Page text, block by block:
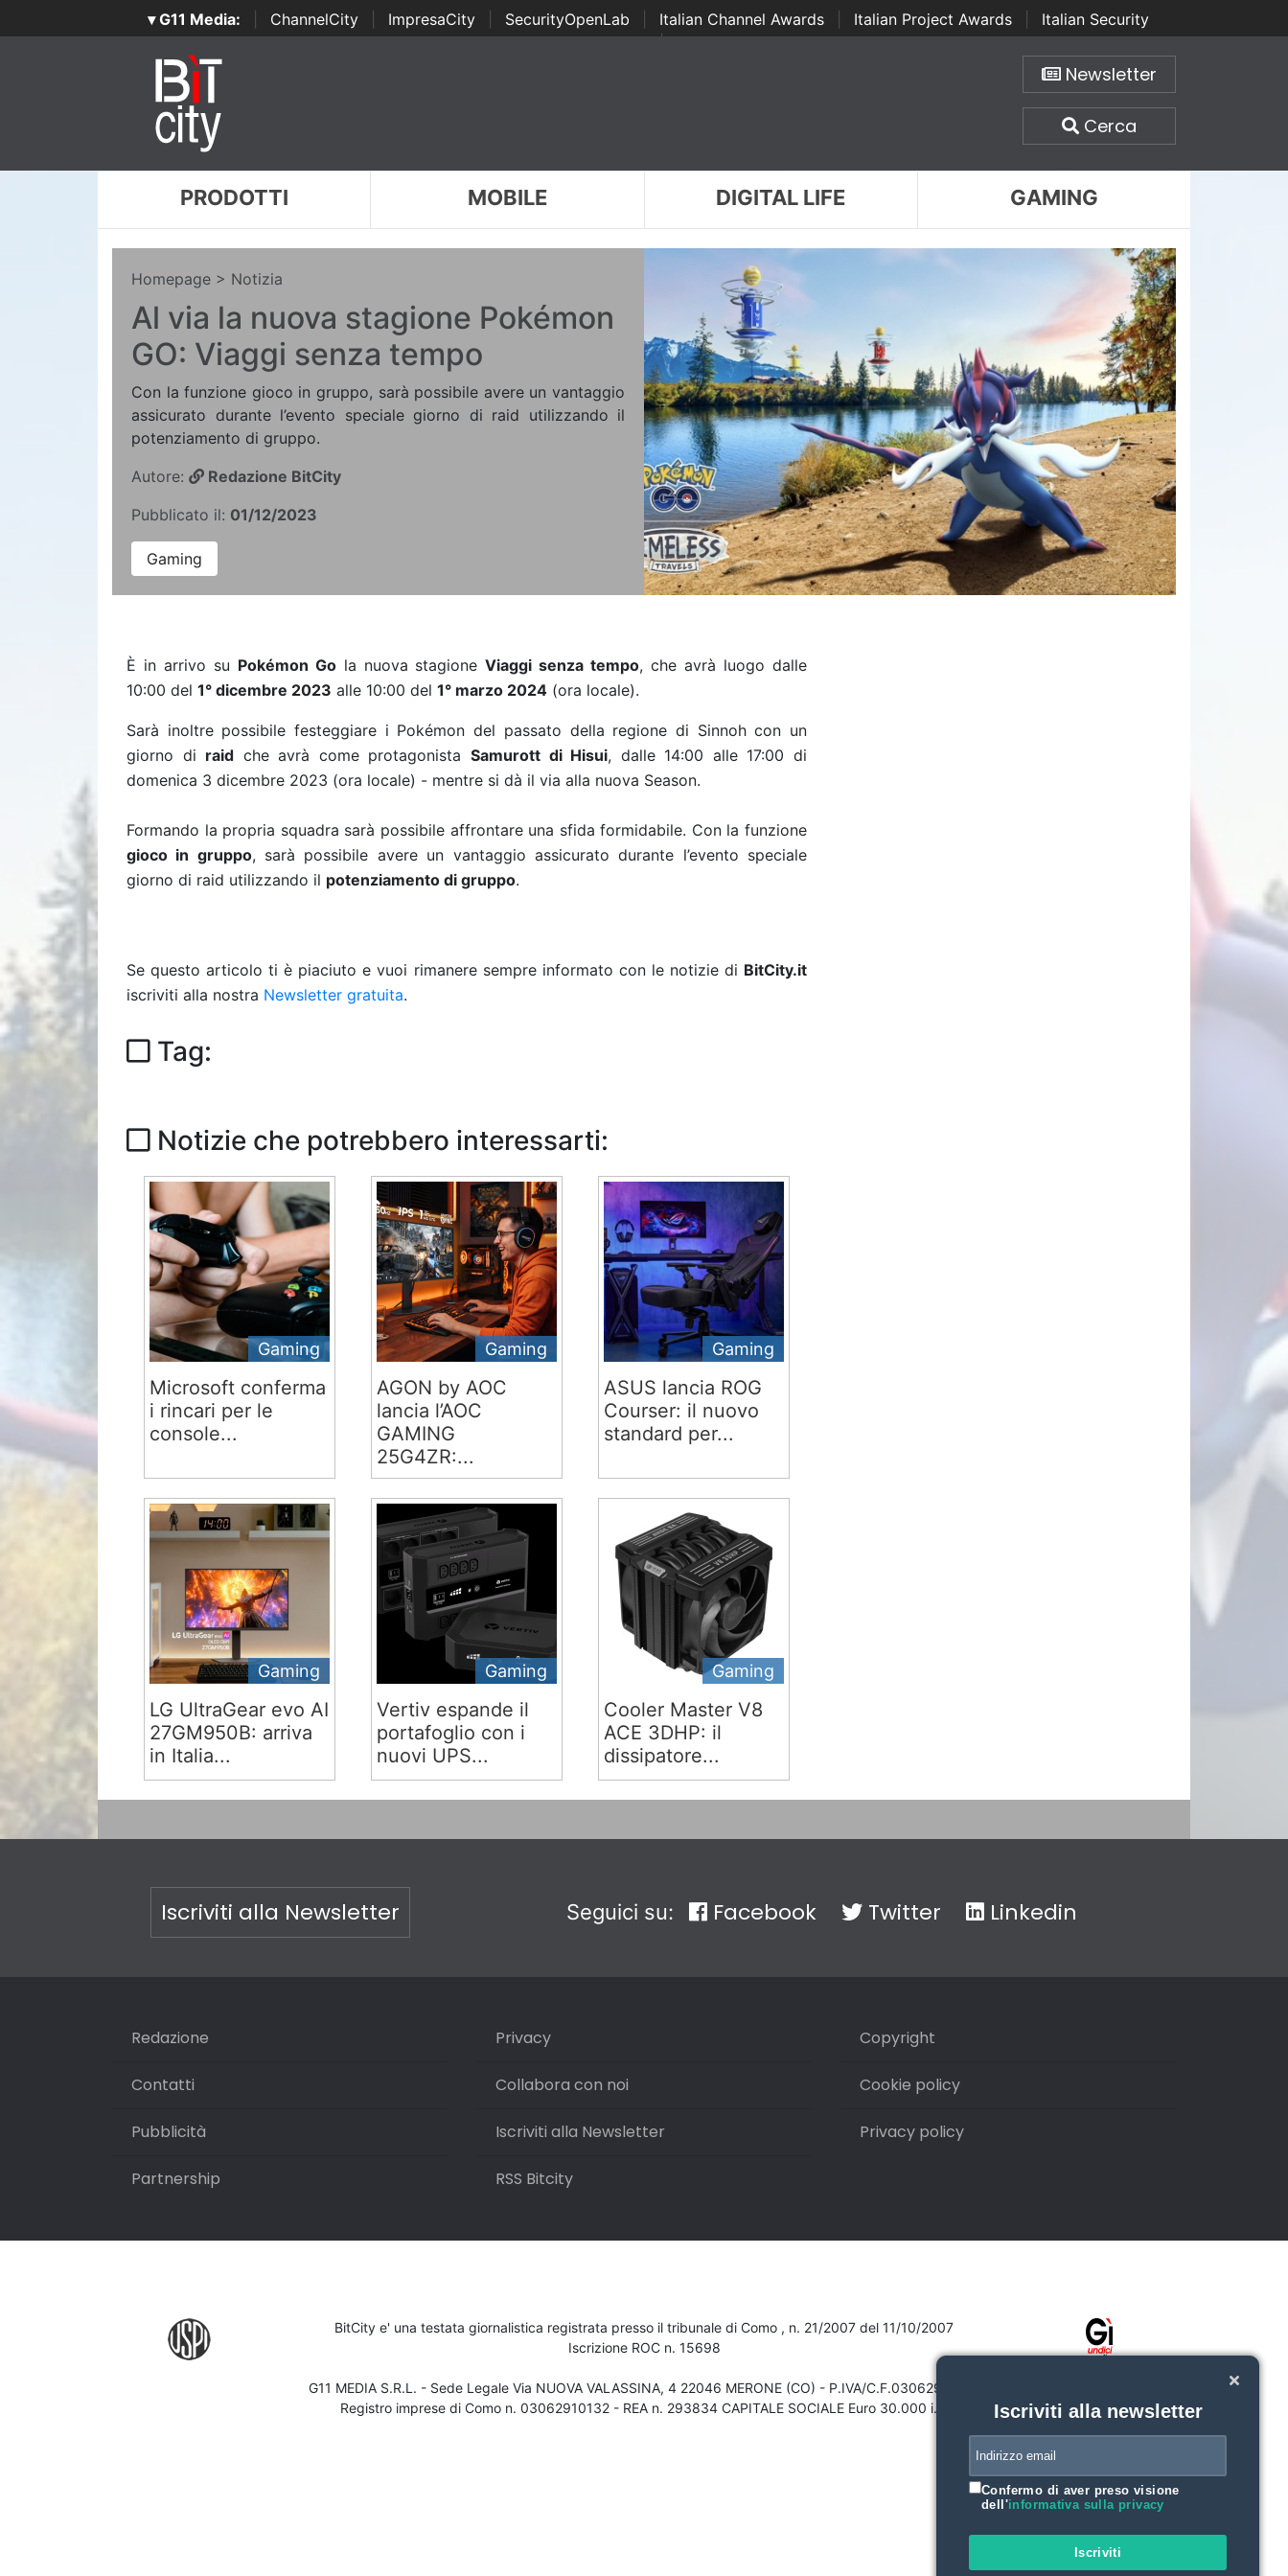
▾ G11 Media: ChannelCity ImpresaCity SecurityOpenLab Italian Channel Awards Italian Project Awards
Italian Security
Awards | ...
Newsletter
Cerca
PRODOTTI MOBILE DIGITAL LIFE GAMING
Homepage > Notizia
Al via la nuova stagione Pokémon
GO: Viaggi senza tempo
Con la funzione gioco in gruppo, sarà possibile avere un vantaggio
assicurato durante l’evento speciale giorno di raid utilizzando il
potenziamento di gruppo.
Autore:
Redazione BitCity
Pubblicato il: 01/12/2023
Gaming
È in arrivo su Pokémon Gola nuova stagioneViaggi senza tempo, che avrà luogo dalle
10:00 del 1° dicembre 2023 alle 10:00 del 1° marzo 2024 (ora locale).
Sarà inoltre possibile festeggiare i Pokémon del passato della regione di Sinnoh con un
giorno di raid che avrà come protagonistaSamurott di Hisui, dalle 14:00 alle 17:00 di
domenica 3 dicembre 2023 (ora locale) - mentre si dà il via alla nuova Season.
Formando la propria squadra sarà possibile affrontare una sfida formidabile. Con la funzione
gioco in gruppo, sarà possibile avere un vantaggio assicurato durante l’evento speciale
giorno di raid utilizzando il potenziamento di gruppo.
Se questo articolo ti è piaciuto e vuoi rimanere sempre informato con le notizie di BitCity.it
iscriviti alla nostra Newsletter gratuita.
Tag:
Notizie che potrebbero interessarti:
Gaming
Microsoft conferma
i rincari per le
console...
Gaming
AGON by AOC
lancia l’AOC
GAMING
25G4ZR:...
Gaming
ASUS lancia ROG
Courser: il nuovo
standard per...
Gaming
LG UltraGear evo AI
27GM950B: arriva
in Italia...
Gaming
Vertiv espande il
portafoglio con i
nuovi UPS...
Gaming
Cooler Master V8
ACE 3DHP: il
dissipatore...
Iscriviti alla Newsletter Seguici su: Facebook Twitter Linkedin
Redazione
Contatti
Pubblicità
Partnership
Privacy
Collabora con noi
Iscriviti alla Newsletter
RSS Bitcity
Copyright
Cookie policy
Privacy policy
BitCity e' una testata giornalistica registrata presso il tribunale di Como , n. 21/2007 del 11/10/2007
Iscrizione ROC n. 15698
G11 MEDIA S.R.L. - Sede Legale Via NUOVA VALASSINA, 4 22046 MERONE (CO) - P.IVA/C.F.03062910132
Registro imprese di Como n. 03062910132 - REA n. 293834 CAPITALE SOCIALE Euro 30.000 i.v.
Iscriviti alla newsletter
Confermo di aver preso visione
dell'informativa sulla privacy
Iscriviti